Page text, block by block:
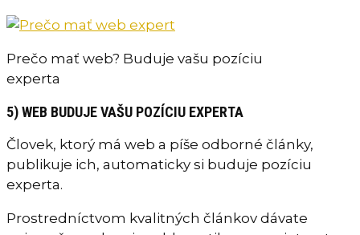
Prečo mať web? Buduje vašu pozíciu
experta
5) WEB BUDUJE VAŠU POZÍCIU EXPERTA
Človek, ktorý má web a píše odborné články,
publikuje ich, automaticky si buduje pozíciu
experta.
Prostredníctvom kvalitných článkov dávate